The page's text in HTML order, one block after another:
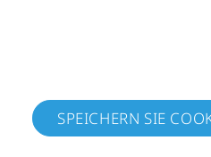
SPEICHERN SIE